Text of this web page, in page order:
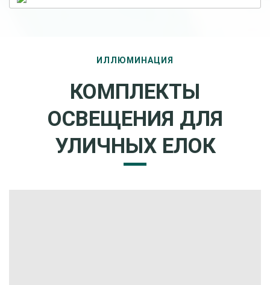
ИЛЛЮМИНАЦИЯ
КОМПЛЕКТЫ
ОСВЕЩЕНИЯ ДЛЯ
УЛИЧНЫХ ЕЛОК